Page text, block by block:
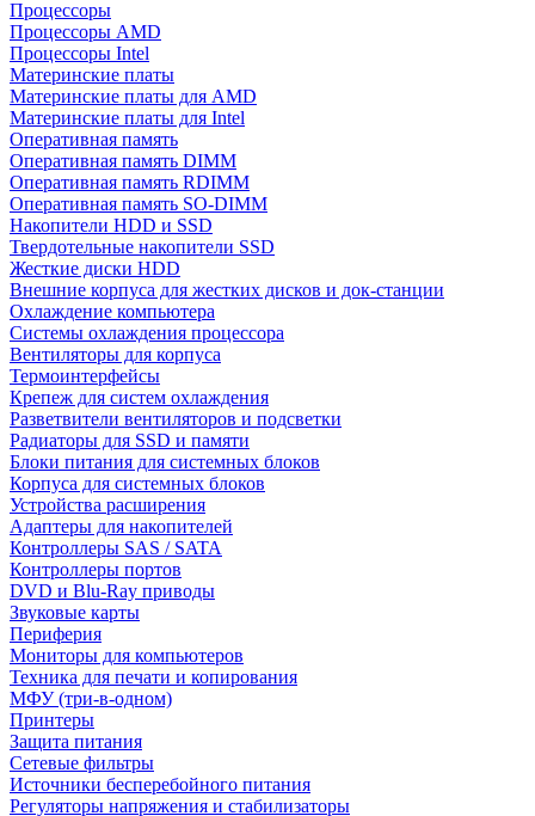
Процессоры
Процессоры AMD
Процессоры Intel
Материнские платы
Материнские платы для AMD
Материнские платы для Intel
Оперативная память
Оперативная память DIMM
Оперативная память RDIMM
Оперативная память SO-DIMM
Накопители HDD и SSD
Твердотельные накопители SSD
Жесткие диски HDD
Внешние корпуса для жестких дисков и док-станции
Охлаждение компьютера
Системы охлаждения процессора
Вентиляторы для корпуса
Термоинтерфейсы
Крепеж для систем охлаждения
Разветвители вентиляторов и подсветки
Радиаторы для SSD и памяти
Блоки питания для системных блоков
Корпуса для системных блоков
Устройства расширения
Адаптеры для накопителей
Контроллеры SAS / SATA
Контроллеры портов
DVD и Blu-Ray приводы
Звуковые карты
Периферия
Мониторы для компьютеров
Техника для печати и копирования
МФУ (три-в-одном)
Принтеры
Защита питания
Сетевые фильтры
Источники бесперебойного питания
Регуляторы напряжения и стабилизаторы